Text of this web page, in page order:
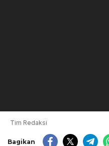
Tim Redaksi
Bagikan